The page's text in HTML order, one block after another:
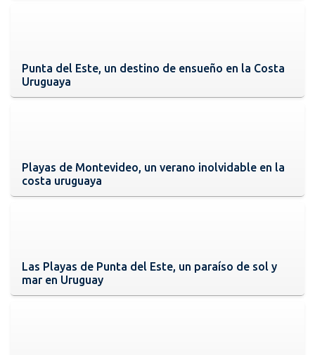
Punta del Este, un destino de ensueño en la Costa
Uruguaya
Playas de Montevideo, un verano inolvidable en la
costa uruguaya
Las Playas de Punta del Este, un paraíso de sol y
mar en Uruguay